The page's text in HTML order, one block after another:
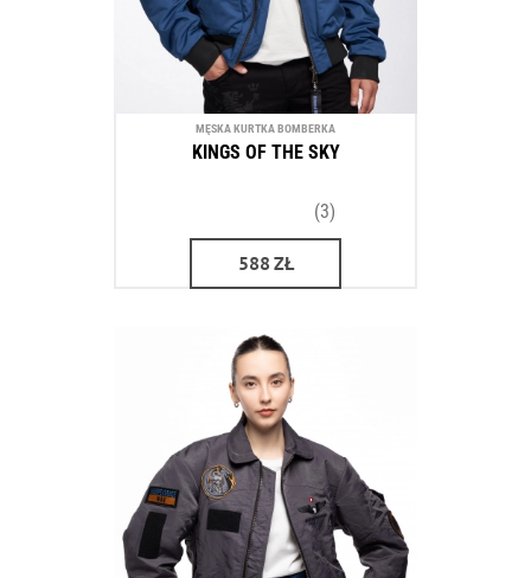
MĘSKA KURTKA BOMBERKA
KINGS OF THE SKY
(3)
588 ZŁ